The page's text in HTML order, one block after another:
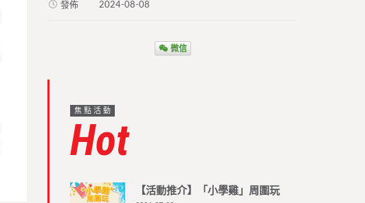
發佈 2024-08-08
微信
焦點活動
Hot
【活動推介】「小學雞」周圍玩